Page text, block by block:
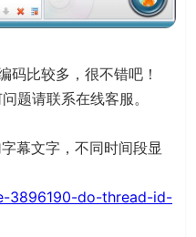
码比较多，很不错吧！
题请联系在线客服。
幕文字，不同时间段显
3896190-do-thread-id-